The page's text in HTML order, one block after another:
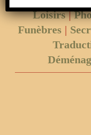
Loisirs|
Funèbres |